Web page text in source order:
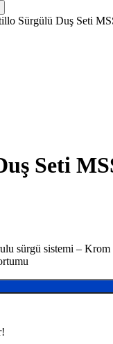
Sürgülü Duş Seti
Seti
sürgü sistemi – Krom